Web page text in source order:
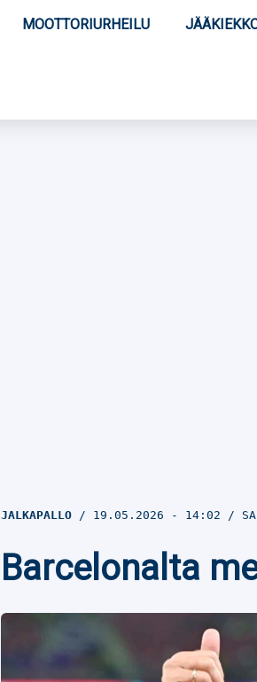
MOOTTORIURHEILU
JALKAPALLO 19.05.2026 - 14:02
Barcelonalta